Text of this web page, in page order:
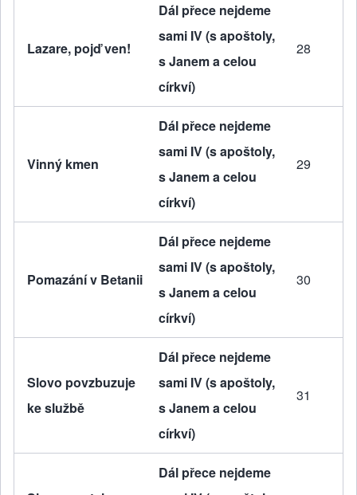
Lazare, pojď ven!
Dál přece nejdeme
sami IV (s apoštoly,
s Janem a celou
církví)
28
Vinný kmen
Dál přece nejdeme
sami IV (s apoštoly,
s Janem a celou
církví)
29
Pomazání v Betanii
Dál přece nejdeme
sami IV (s apoštoly,
s Janem a celou
církví)
30
Slovo povzbuzuje
ke službě
Dál přece nejdeme
sami IV (s apoštoly,
s Janem a celou
církví)
31
Dál přece nejdeme